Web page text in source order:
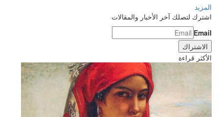
المزيد
اشترك لتصلك آخر الأخبار والمقالات
Email
الأكثر قراءة